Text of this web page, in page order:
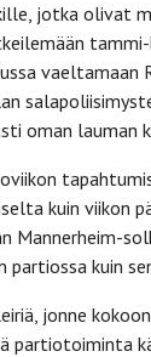
jotka olivat
vaeltamaan
oman lauman
kuin viikon
Mannerheim-
kuin
jonne
partiotoiminta